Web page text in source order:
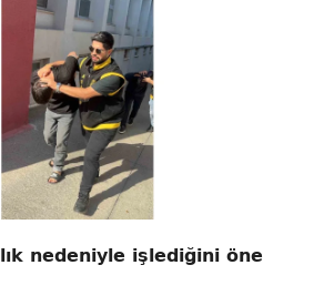
nedeniyle işlediğini öne